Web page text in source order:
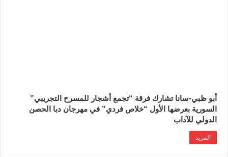
أبو ظبي-سانا تشارك فرقة “تجمع أشجار للمسرح التجريبي”
السورية بعرضها الأول “خلاص فردي” في مهرجان دبا الحصن
الدولي للآداب
المزيد